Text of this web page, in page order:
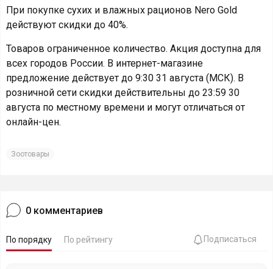
При покупке сухих и влажных рационов Nero Gold
действуют скидки до 40%.
Товаров ограниченное количество. Акция доступна для
всех городов России. В интернет-магазине
предложение действует до 9:30 31 августа (МСК). В
розничной сети скидки действительны до 23:59 30
августа по местному времени и могут отличаться от
онлайн-цен.
Зоотовары
0 комментариев
По порядку По рейтингу Подписаться